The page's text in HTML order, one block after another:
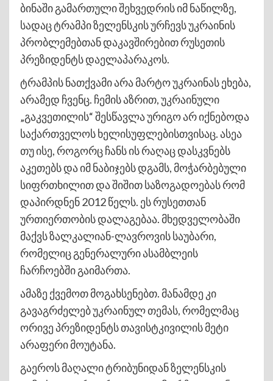
ბინაში გამართული შეხვედრის იმ ნაწილზე,
სადაც ტრამპი ზელენსკის ურჩევს უკრაინის
პრობლემებთან დაკავშირებით რუსეთის
პრეზიდენტს დაელაპარაკოს.
ტრამპის ნათქვამი არა მარტო უკრაინას ეხება,
არამედ ჩვენც. ჩემის აზრით, უკრაინული
„გაკვეთილის“ შესწავლა ურიგო არ იქნებოდა
საქართველოს ხელისუფლებისთვისაც. ასეა
თუ ისე, როგორც ჩანს ის რაღაც დასკვნებს
აკეთებს და იმ ნაბიჯებს დგამს, მოჭარბებული
სიფრთხილით და შიშით საზოგადოებას რომ
დაპირდნენ 2012 წელს. ეს რუსეთთან
ურთიერთობის დალაგებაა. მხედველობაში
მაქვს ზალკალიან-ლავროვის საუბარი,
რომელიც გენერალური ასამბლეის
ჩარჩოებში გაიმართა.
ამაზე ქვემოთ მოგახსენებთ. მანამდე კი
გავაგრძელებ უკრაინულ თემას, რომელმაც
ორივე პრეზიდენტს თავისტკივილის მეტი
არაფერი მოუტანა.
გაეროს მაღალი ტრიბუნიდან ზელენსკის